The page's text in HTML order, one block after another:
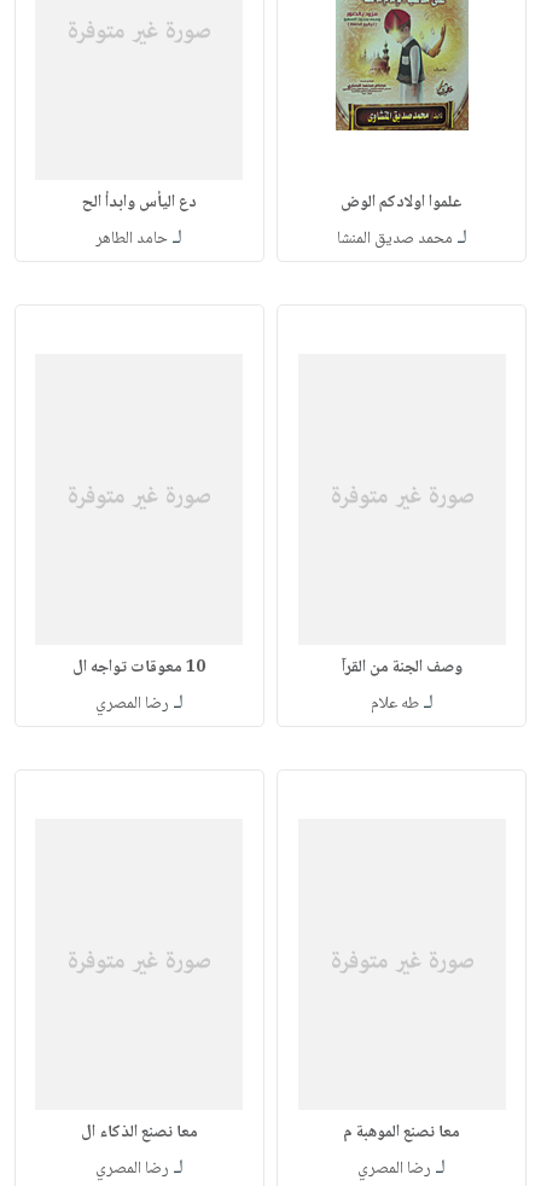
علموا اولادكم الوض
لـ محمد صديق المنشا
دع اليأس وابدأ الح
لـحامد الطاهر
وصف الجنة من القرآ
لـطه علام
10 معوقات تواجه ال
لـ رضا المصري
معا نصنع الموهبة م
لـ رضا المصري
معا نصنع الذكاء ال
لـ رضا المصري